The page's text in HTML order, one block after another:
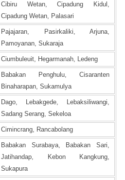
Cibiru Wetan, Cipadung Kidul,
Cipadung Wetan, Palasari
Pajajaran, Pasirkaliki, Arjuna,
Pamoyanan, Sukaraja
Ciumbuleuit, Hegarmanah, Ledeng
Babakan Penghulu, Cisaranten
Binaharapan, Sukamulya
Dago, Lebakgede, Lebaksiliwangi,
Sadang Serang, Sekeloa
Cimincrang, Rancabolang
Babakan Surabaya, Babakan Sari,
Jatihandap, Kebon Kangkung,
Sukapura